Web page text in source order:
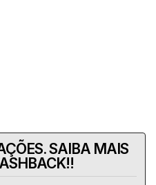
SAIBA MAIS